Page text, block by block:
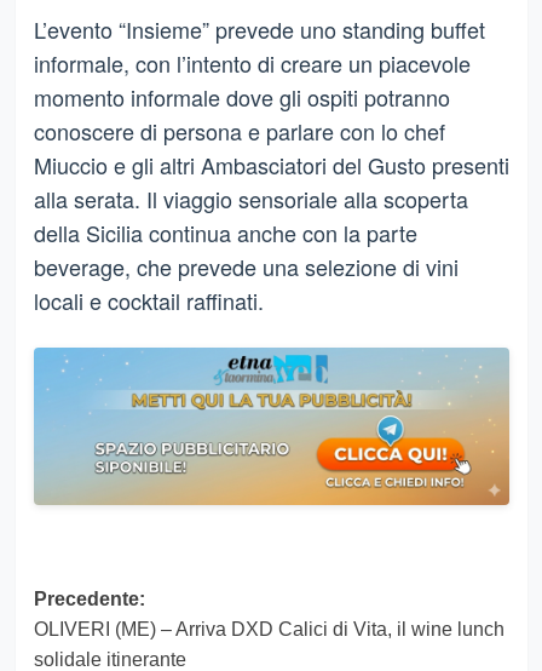
L’evento “Insieme” prevede uno standing buffet
informale, con l’intento di creare un piacevole
momento informale dove gli ospiti potranno
conoscere di persona e parlare con lo chef
Miuccio e gli altri Ambasciatori del Gusto presenti
alla serata. Il viaggio sensoriale alla scoperta
della Sicilia continua anche con la parte
beverage, che prevede una selezione di vini
locali e cocktail raffinati.
Navigazione
articolo
Precedente:
OLIVERI (ME) – Arriva DXD Calici di Vita, il wine lunch
solidale itinerante